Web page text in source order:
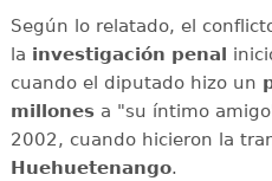
Según lo relatado, el
la investigación penal
cuando el diputado hizo un
millonesa "su íntimo
2002, cuando hicieron la
Huehuetenango.